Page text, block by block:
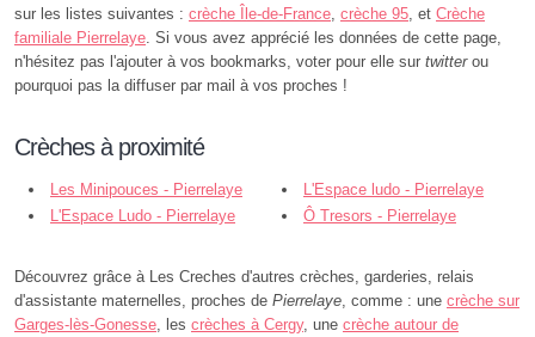
sur les listes suivantes : crèche Île-de-France crèche 95 , et Crèche
familiale Pierrelaye . Si vous avez apprécié les données de cette page,
n'hésitez pas l'ajouter à vos bookmarks, voter pour elle sur twitterou
pourquoi pas la diffuser par mail à vos proches !
Crèches à proximité
Les Minipouces - Pierrelaye
L'Espace ludo - Pierrelaye
L'Espace Ludo - Pierrelaye
Ô Tresors - Pierrelaye
Découvrez grâce à Les Creches d'autres crèches, garderies, relais
d'assistante maternelles, proches de Pierrelaye , comme : une crèche sur
Garges-lès-Gonesse , les crèches à Cergy, une crèche autour de